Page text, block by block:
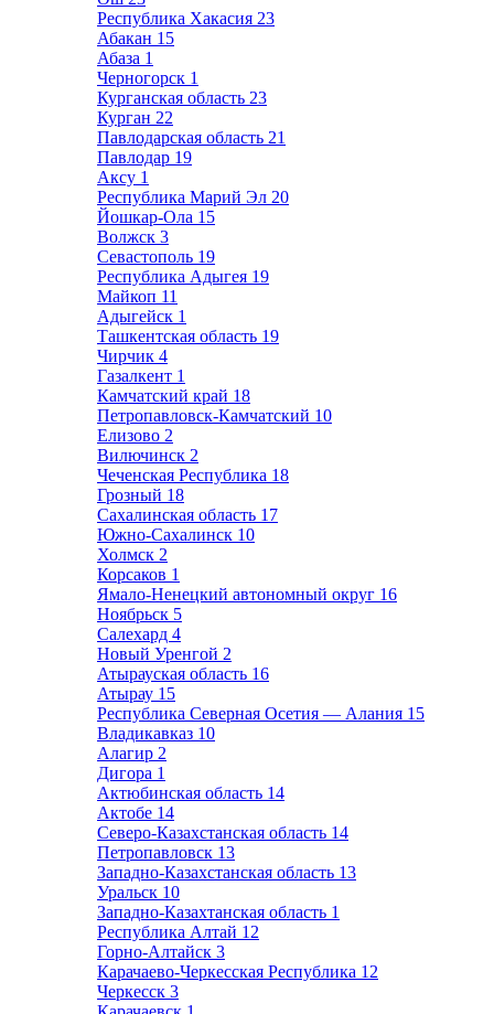
Республика Хакасия 23
Абакан 15
Абаза 1
Черногорск 1
Курганская область 23
Курган 22
Павлодарская область 21
Павлодар 19
Аксу 1
Республика Марий Эл 20
Йошкар-Ола 15
Волжск 3
Севастополь 19
Республика Адыгея 19
Майкоп 11
Адыгейск 1
Ташкентская область 19
Чирчик 4
Газалкент 1
Камчатский край 18
Петропавловск-Камчатский 10
Елизово 2
Вилючинск 2
Чеченская Республика 18
Грозный 18
Сахалинская область 17
Южно-Сахалинск 10
Холмск 2
Корсаков 1
Ямало-Ненецкий автономный округ 16
Ноябрьск 5
Салехард 4
Новый Уренгой 2
Атырауская область 16
Атырау 15
Республика Северная Осетия — Алания 15
Владикавказ 10
Алагир 2
Дигора 1
Актюбинская область 14
Актобе 14
Северо-Казахстанская область 14
Петропавловск 13
Западно-Казахстанская область 13
Уральск 10
Западно-Казахтанская область 1
Республика Алтай 12
Горно-Алтайск 3
Карачаево-Черкесская Республика 12
Черкесск 3